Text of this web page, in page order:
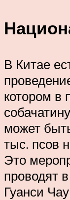
В Китае
котором в
может
тыс. псов
Это
проводят
Гуанси